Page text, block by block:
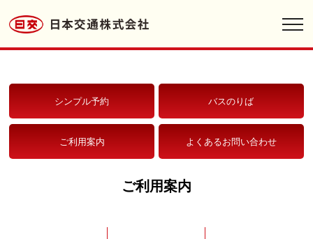
シンプル予約 バスのりば
ご利用案内 よくあるお問い合わせ
ご利用案内